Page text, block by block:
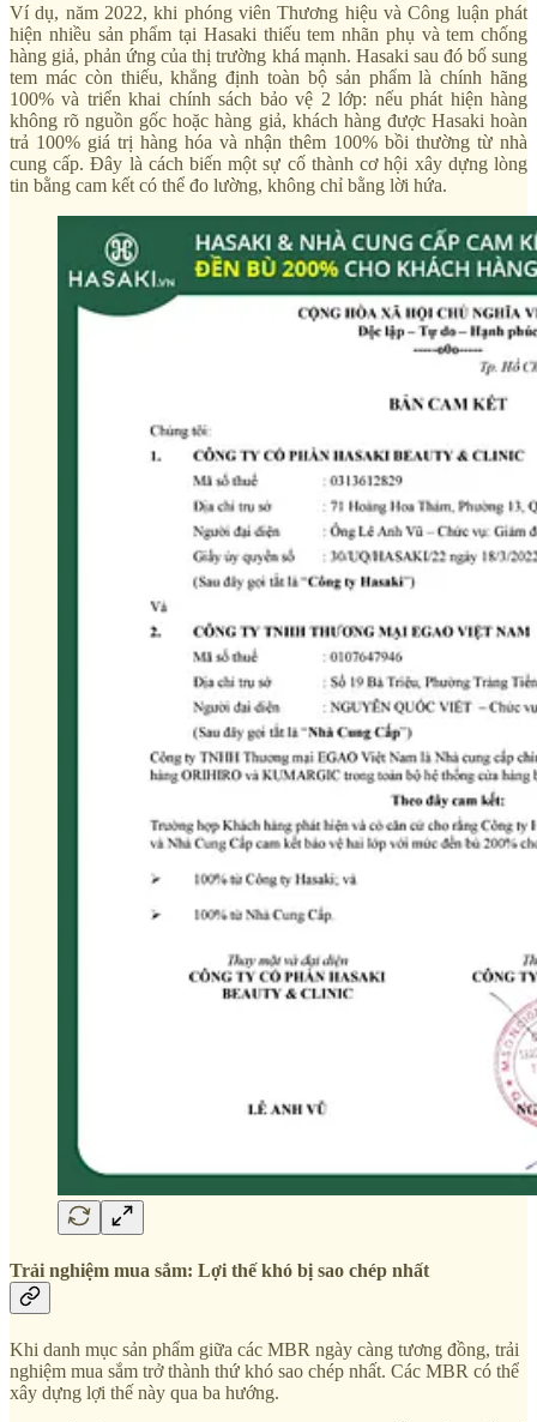
Ví dụ, năm 2022, khi phóng viên Thương hiệu và Công luận phát
hiện nhiều sản phẩm tại Hasaki thiếu tem nhãn phụ và tem chống
hàng giả, phản ứng của thị trường khá mạnh. Hasaki sau đó bổ sung
tem mác còn thiếu, khẳng định toàn bộ sản phẩm là chính hãng
100% và triển khai chính sách bảo vệ 2 lớp: nếu phát hiện hàng
không rõ nguồn gốc hoặc hàng giả, khách hàng được Hasaki hoàn
trả 100% giá trị hàng hóa và nhận thêm 100% bồi thường từ nhà
cung cấp. Đây là cách biến một sự cố thành cơ hội xây dựng lòng
tin bằng cam kết có thể đo lường, không chỉ bằng lời hứa.
Trải nghiệm mua sắm: Lợi thế khó bị sao chép nhất
Khi danh mục sản phẩm giữa các MBR ngày càng tương đồng, trải
nghiệm mua sắm trở thành thứ khó sao chép nhất. Các MBR có thể
xây dựng lợi thế này qua ba hướng.